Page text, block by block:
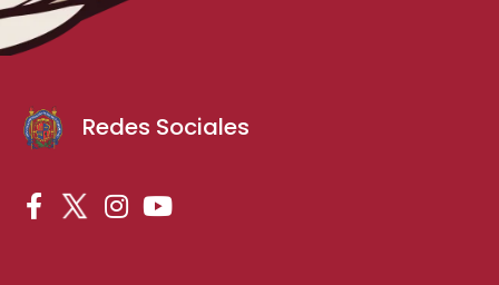
Redes Sociales